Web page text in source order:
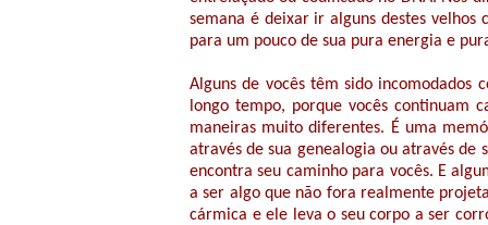
semana é deixar ir alguns destes velhos
para um pouco de sua pura energia e
Alguns de vocês têm sido incomodados
longo tempo, porque vocês continuam
maneiras muito diferentes. É uma
através de sua genealogia ou através
encontra seu caminho para vocês. E
a ser algo que não fora realmente
cármica e ele leva o seu corpo a ser